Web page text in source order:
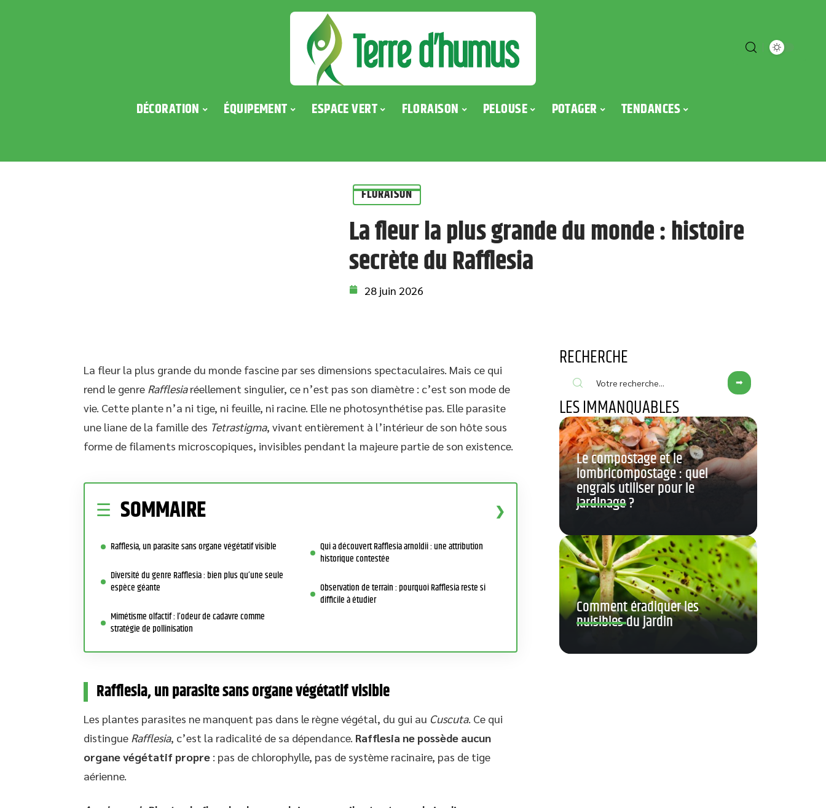
DÉCORATION ÉQUIPEMENT ESPACE VERT FLORAISON PELOUSE POTAGER TENDANCES
FLORAISON
La fleur la plus grande du monde : histoire
secrète du Rafflesia
28 juin 2026
La fleur la plus grande du monde fascine par ses dimensions spectaculaires. Mais ce qui
rend le genre Rafflesiaréellement singulier, ce n’est pas son diamètre : c’est son mode de
vie. Cette plante n’a ni tige, ni feuille, ni racine. Elle ne photosynthétise pas. Elle parasite
une liane de la famille des Tetrastigma, vivant entièrement à l’intérieur de son hôte sous
forme de filaments microscopiques, invisibles pendant la majeure partie de son existence.
SOMMAIRE
Rafflesia, un parasite sans organe végétatif visible
Diversité du genre Rafflesia : bien plus qu’une seule
espèce géante
Mimétisme olfactif : l’odeur de cadavre comme
stratégie de pollinisation
Qui a découvert Rafflesia arnoldii : une attribution
historique contestée
Observation de terrain : pourquoi Rafflesia reste si
difficile à étudier
Rafflesia, un parasite sans organe végétatif visible
Les plantes parasites ne manquent pas dans le règne végétal, du gui au Cuscuta. Ce qui
distingue Rafflesia, c’est la radicalité de sa dépendance. Rafflesia ne possède aucun
organe végétatif propre : pas de chlorophylle, pas de système racinaire, pas de tige
aérienne.
RECHERCHE
LES IMMANQUABLES
Le compostage et le
lombricompostage : quel
engrais utiliser pour le
jardinage ?
Comment éradiquer les
nuisibles du jardin